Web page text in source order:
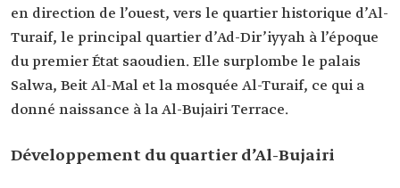
en direction de l’ouest, vers le quartier historique d’Al-
Turaif, le principal quartier d’Ad-Dir’iyyah à l’époque
du premier État saoudien. Elle surplombe le palais
Salwa, Beit Al-Mal et la mosquée Al-Turaif, ce qui a
donné naissance à la Al-Bujairi Terrace.
Développement du quartier d’Al-Bujairi